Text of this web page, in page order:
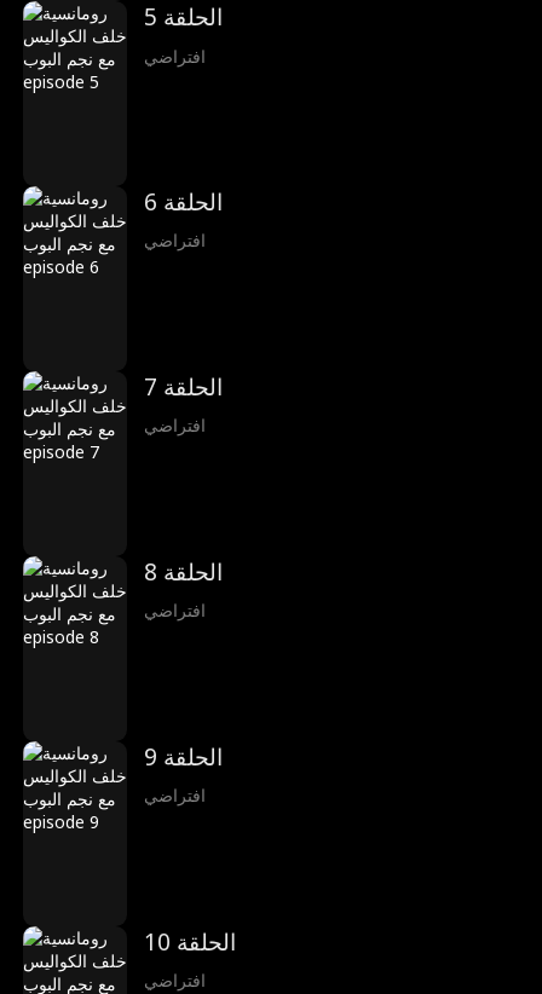
الحلقة 5
افتراضي
الحلقة 6
افتراضي
الحلقة 7
افتراضي
الحلقة 8
افتراضي
الحلقة 9
افتراضي
الحلقة 10
افتراضي